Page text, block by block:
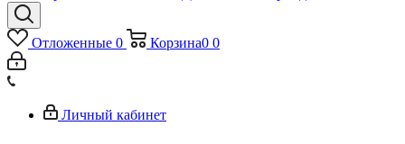
Отложенные 0 Корзина0 0
Личный кабинет